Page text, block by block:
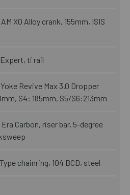
XO Alloy crank, 155mm, ISIS
ti rail
Revive Max 3.0 Dropper
S4: 185mm, S5/S6:213mm
Era Carbon, riser bar, 5-degree
chainring, 104 BCD, steel